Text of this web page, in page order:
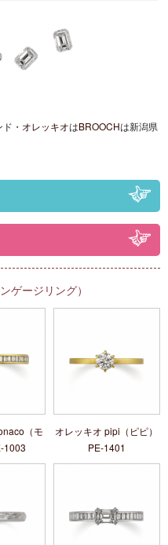
・ オレッキオはBROOCHは新潟県
ゲージリング）
（モ
オレッキオ pipi（ピピ）
PE‐1401